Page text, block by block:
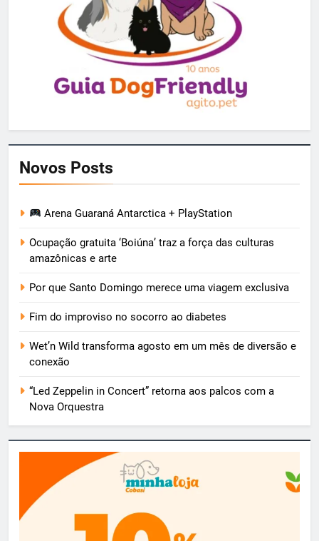
Novos Posts
Arena Guaraná Antarctica + PlayStation
Ocupação gratuita ‘Boiúna’ traz a força das culturas
amazônicas e arte
Por que Santo Domingo merece uma viagem exclusiva
Fim do improviso no socorro ao diabetes
Wet’n Wild transforma agosto em um mês de diversão e
conexão
“Led Zeppelin in Concert” retorna aos palcos com a
Nova Orquestra